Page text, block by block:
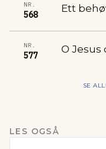
NR.
568
Ett
NR.
577
O Jesus
SE
LES OGSÅ